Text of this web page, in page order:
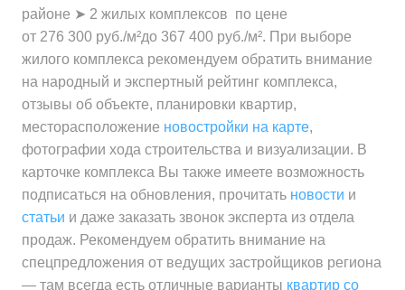
Минимальная цена
за 1 м²
от 276 300 ₽
Средняя цена
за 1 м²
Средняя цена
за квартиру
от 18 339 000 ₽
Минимальная цена
за 1 м²
от 328 900 ₽
Средняя цена
за 1 м²
от 351 800 ₽
районе ➤ 2 жилых комплексов по цене
от 276 300 руб./м²до 367 400 руб./м². При выборе
жилого комплекса рекомендуем обратить внимание
на народный и экспертный рейтинг комплекса,
отзывы об объекте, планировки квартир,
месторасположение новостройки на карте,
фотографии хода строительства и визуализации. В
карточке комплекса Вы также имеете возможность
подписаться на обновления, прочитать новости и
статьи и даже заказать звонок эксперта из отдела
продаж. Рекомендуем обратить внимание на
спецпредложения от ведущих застройщиков региона
— там всегда есть отличные варианты квартир со